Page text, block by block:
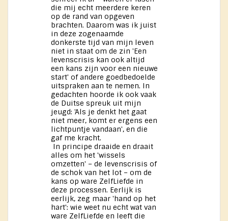
die mij echt meerdere keren
op de rand van opgeven
brachten. Daarom was ik juist
in deze zogenaamde
donkerste tijd van mijn leven
niet in staat om de zin 'Een
levenscrisis kan ook altijd
een kans zijn voor een nieuwe
start' of andere goedbedoelde
uitspraken aan te nemen. In
gedachten hoorde ik ook vaak
de Duitse spreuk uit mijn
jeugd: 'Als je denkt het gaat
niet meer, komt er ergens een
lichtpuntje vandaan', en die
gaf me kracht.
In principe draaide en draait
alles om het 'wissels
omzetten' – de levenscrisis of
de schok van het lot – om de
kans op ware ZelfLiefde in
deze processen. Eerlijk is
eerlijk, zeg maar 'hand op het
hart': wie weet nu echt wat van
ware ZelfLiefde en leeft die